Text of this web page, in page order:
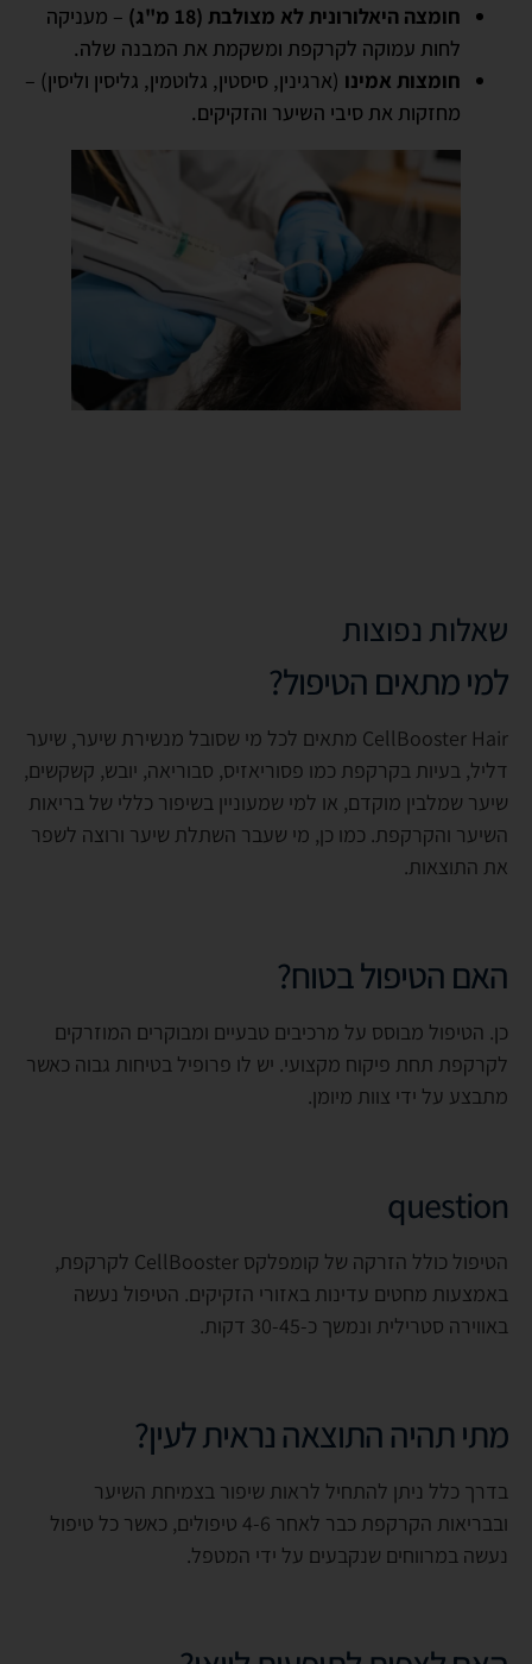
חומצה היאלורונית לא מצולבת (18 מ"ג)
– מעניקה
לחות עמוקה לקרקפת ומשקמת את המבנה שלה.
חומצות אמינו (ארגינין, סיסטין, גלוטמין, גליסין וליסין) –
מחזקות את סיבי השיער והזקיקים.
שאלות נפוצות
למי מתאים הטיפול?
CellBooster Hair מתאים לכל מי שסובל מנשירת שיער, שיער
דליל, בעיות בקרקפת כמו פסוריאזיס, סבוריאה, יובש, קשקשים,
שיער שמלבין מוקדם, או למי שמעוניין בשיפור כללי של בריאות
השיער והקרקפת. כמו כן, מי שעבר השתלת שיער ורוצה לשפר
את התוצאות.
האם הטיפול בטוח?
כן. הטיפול מבוסס על מרכיבים טבעיים ומבוקרים המוזרקים
לקרקפת תחת פיקוח מקצועי. יש לו פרופיל בטיחות גבוה כאשר
מתבצע על ידי צוות מיומן.
question
הטיפול כולל הזרקה של קומפלקס CellBooster לקרקפת,
באמצעות מחטים עדינות באזורי הזקיקים. הטיפול נעשה
באווירה סטרילית ונמשך כ-30-45 דקות.
מתי תהיה התוצאה נראית לעין?
בדרך כלל ניתן להתחיל לראות שיפור בצמיחת השיער
ובבריאות הקרקפת כבר לאחר 4-6 טיפולים, כאשר כל טיפול
נעשה במרווחים שנקבעים על ידי המטפל.